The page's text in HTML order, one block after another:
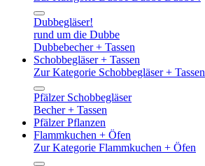
Dubbegläser!
rund um die Dubbe
Dubbebecher + Tassen
Schobbegläser + Tassen
Zur Kategorie Schobbegläser + Tassen
Pfälzer Schobbegläser
Becher + Tassen
Pfälzer Pflanzen
Flammkuchen + Öfen
Zur Kategorie Flammkuchen + Öfen